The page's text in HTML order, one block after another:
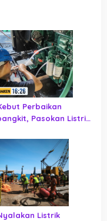
Perbaikan
Pasokan Listrik
Listrik